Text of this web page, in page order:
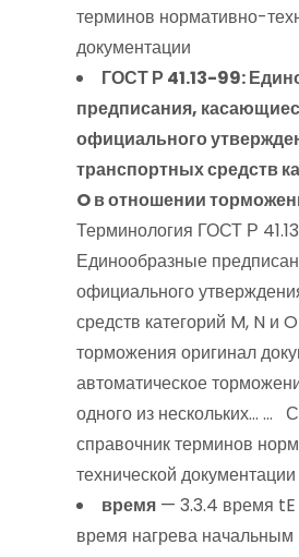
терминов нормативно-
документации
ГОСТ Р 41.13-99:
предписания,
официального
транспортных средств
O в отношении
Терминология ГОСТ Р
Единообразные
официального
средств категорий M, N и
торможения оригинал
автоматическое
одного из нескольких… …
справочник терминов
технической документации
время — 3.3.4 время
время нагрева